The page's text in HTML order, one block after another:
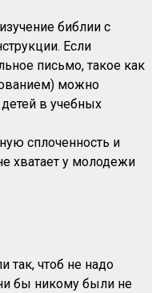
библии с
Если
письмо, такое как
можно
в учебных
сплоченность и
хватает у молодежи
так, чтоб не надо
бы никому были не